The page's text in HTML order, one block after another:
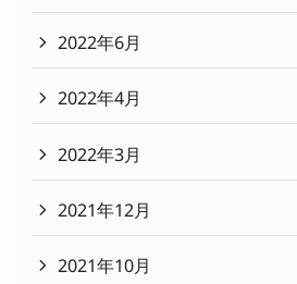
2022年6月
2022年4月
2022年3月
2021年12月
2021年10月